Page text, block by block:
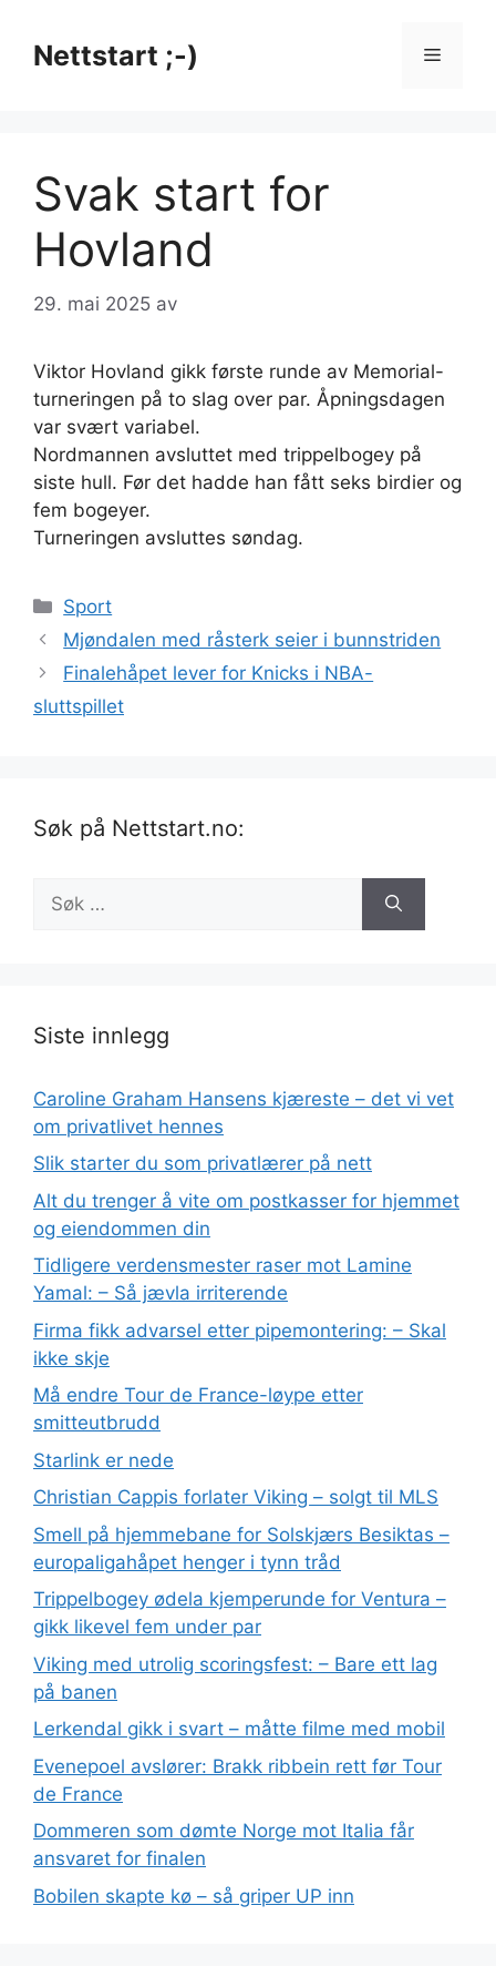
innholdNettstart ;-) Meny
Svak start for
Hovland
29. mai 2025 av
Viktor Hovland gikk første runde av Memorial-
turneringen på to slag over par. Åpningsdagen
var svært variabel.
Nordmannen avsluttet med trippelbogey på
siste hull. Før det hadde han fått seks birdier og
fem bogeyer.
Turneringen avsluttes søndag.
Kategorier
Sport
Mjøndalen med råsterk seier i bunnstriden
Finalehåpet lever for Knicks i NBA-
sluttspillet
Søk på Nettstart.no:
etter:
Siste innlegg
Caroline Graham Hansens kjæreste – det vi vet
om privatlivet hennes
Slik starter du som privatlærer på nett
Alt du trenger å vite om postkasser for hjemmet
og eiendommen din
Tidligere verdensmester raser mot Lamine
Yamal: – Så jævla irriterende
Firma fikk advarsel etter pipemontering: – Skal
ikke skje
Må endre Tour de France-løype etter
smitteutbrudd
Starlink er nede
Christian Cappis forlater Viking – solgt til MLS
Smell på hjemmebane for Solskjærs Besiktas –
europaligahåpet henger i tynn tråd
Trippelbogey ødela kjemperunde for Ventura –
gikk likevel fem under par
Viking med utrolig scoringsfest: – Bare ett lag
på banen
Lerkendal gikk i svart – måtte filme med mobil
Evenepoel avslører: Brakk ribbein rett før Tour
de France
Dommeren som dømte Norge mot Italia får
ansvaret for finalen
Bobilen skapte kø – så griper UP inn